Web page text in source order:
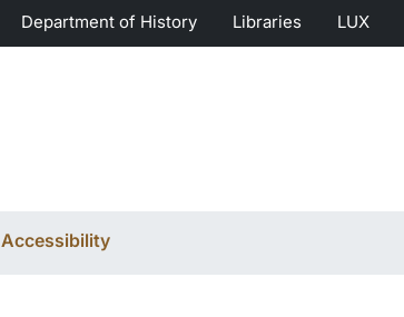
Department of History Libraries LUX
Accessibility